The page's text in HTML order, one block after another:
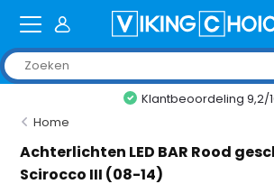
Klantbeoordeling 9,2/
Home
Achterlichten LED BAR Rood
Scirocco III (08-14)